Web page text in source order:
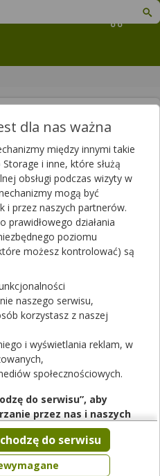
Koszyk
— jak
2025-06-03 14:20
jajeczkowaniem, jest
który umożliwia
miesiączkowy jesteśmy w
owulacja, choć nie zawsze
i jak można rozpoznać
przez:
Łuczyński
dla nas ważna
między innymi takie
i inne, które służą
obsługi podczas wizyty w
mogą być
i przez naszych partnerów.
prawidłowego działania
poziomu
możesz kontrolować) są
naszego serwisu,
korzystasz z naszej
i wyświetlania reklam, w
społecznościowych.
do serwisu”, aby
przez nas i naszych
powyższych celach.
jest dobrowolne, a wyrażoną
cofnąć, możesz też wycofać
do serwisu